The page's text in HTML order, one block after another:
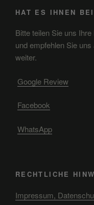
HAT ES IHNEN
Bitte teilen Sie uns
und empfehlen Sie
weiter.
Google Review
Facebook
WhatsApp
RECHTLICHE
Impressum,